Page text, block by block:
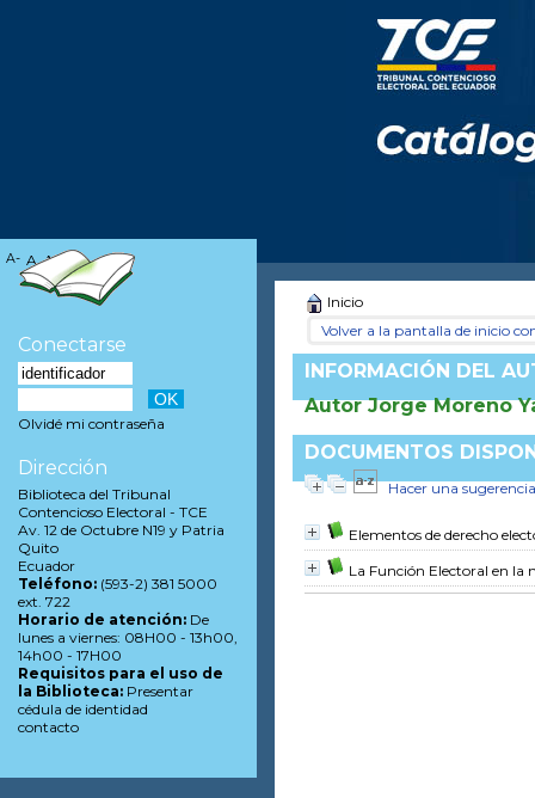
Inicio
Volver a la pantalla de inicio
INFORMACIÓN DEL
Autor Jorge Moreno
DOCUMENTOS
Hacer una sugerencia
Elementos de derecho
La Función Electoral en la
A- A A+
Conectarse
Olvidé mi contraseña
Dirección
Biblioteca del Tribunal
Contencioso Electoral - TCE
Av. 12 de Octubre N19 y Patria
Quito
Ecuador
Teléfono: (593-2) 381 5000
ext. 722
Horario de atención: De
lunes a viernes: 08H00 - 13h00,
14h00 - 17H00
Requisitos para el uso de
la Biblioteca: Presentar
cédula de identidad
contacto